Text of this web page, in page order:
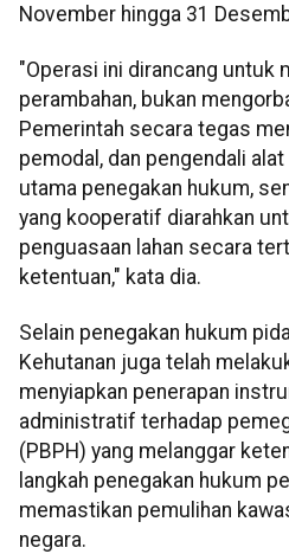
November hingga 31
"Operasi ini dirancang untuk
perambahan, bukan
Pemerintah secara tegas
pemodal, dan pengendali
utama penegakan hukum,
yang kooperatif diarahkan
penguasaan lahan secara
ketentuan," kata dia.
Selain penegakan hukum
Kehutanan juga telah
menyiapkan penerapan
administratif terhadap
(PBPH) yang melanggar
langkah penegakan hukum
memastikan pemulihan
negara.